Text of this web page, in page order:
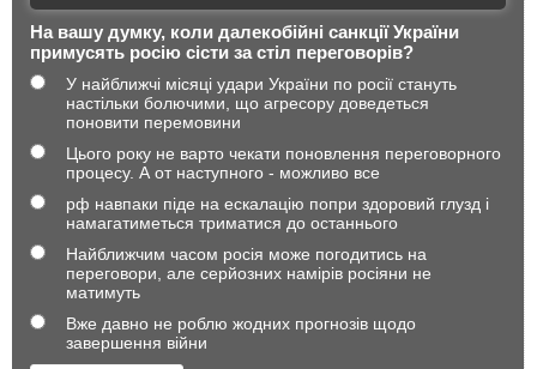
На вашу думку, коли далекобійні санкції України
примусять росію сісти за стіл переговорів?
У найближчі місяці удари України по росії стануть
настільки болючими, що агресору доведеться
поновити перемовини
Цього року не варто чекати поновлення переговорного
процесу. А от наступного - можливо все
рф навпаки піде на ескалацію попри здоровий глузд і
намагатиметься триматися до останнього
Найближчим часом росія може погодитись на
переговори, але серйозних намірів росіяни не
матимуть
Вже давно не роблю жодних прогнозів щодо
завершення війни